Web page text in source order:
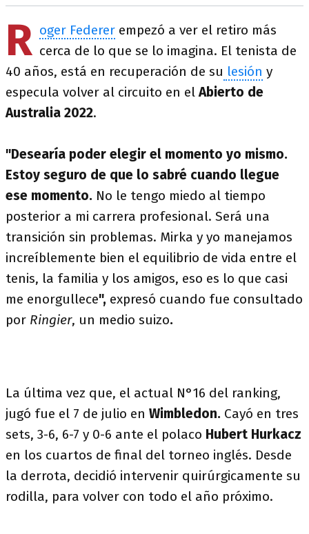
R oger Federer empezó a ver el retiro más
cerca de lo que se lo imagina. El tenista de
40 años, está en recuperación de su lesión y
especula volver al circuito en elAbierto de
Australia 2022.
"Desearía poder elegir el momento yo mismo.
Estoy seguro de que lo sabré cuando llegue
ese momento. No le tengo miedo al tiempo
posterior a mi carrera profesional. Será una
transición sin problemas. Mirka y yo manejamos
increíblemente bien el equilibrio de vida entre el
tenis, la familia y los amigos, eso es lo que casi
me enorgullece", expresó cuando fue consultado
por Ringier, un medio suizo.
La última vez que, el actual N°16 del ranking,
jugó fue el 7 de julio en Wimbledon. Cayó en tres
sets, 3-6, 6-7 y 0-6 ante el polaco Hubert Hurkacz
en los cuartos de final del torneo inglés. Desde
la derrota, decidió intervenir quirúrgicamente su
rodilla, para volver con todo el año próximo.